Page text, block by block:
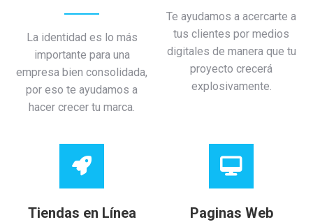
La identidad es lo más
importante para una
empresa bien consolidada,
por eso te ayudamos a
hacer crecer tu marca.
Te ayudamos a acercarte a
tus clientes por medios
digitales de manera que tu
proyecto crecerá
explosivamente.
Tiendas en Línea Paginas Web